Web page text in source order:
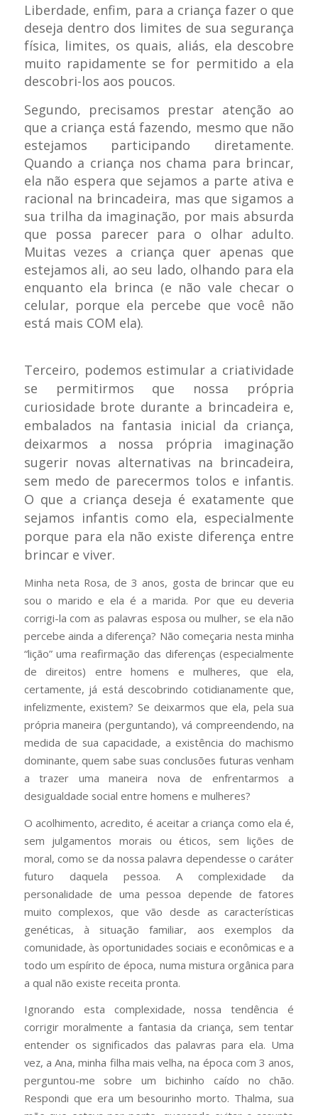
Liberdade, enfim, para a criança fazer o que
deseja dentro dos limites de sua segurança
física, limites, os quais, aliás, ela descobre
muito rapidamente se for permitido a ela
descobri-los aos poucos.
Segundo, precisamos prestar atenção ao
que a criança está fazendo, mesmo que não
estejamos participando diretamente.
Quando a criança nos chama para brincar,
ela não espera que sejamos a parte ativa e
racional na brincadeira, mas que sigamos a
sua trilha da imaginação, por mais absurda
que possa parecer para o olhar adulto.
Muitas vezes a criança quer apenas que
estejamos ali, ao seu lado, olhando para ela
enquanto ela brinca (e não vale checar o
celular, porque ela percebe que você não
está mais COM ela).
Terceiro, podemos estimular a criatividade
se permitirmos que nossa própria
curiosidade brote durante a brincadeira e,
embalados na fantasia inicial da criança,
deixarmos a nossa própria imaginação
sugerir novas alternativas na brincadeira,
sem medo de parecermos tolos e infantis.
O que a criança deseja é exatamente que
sejamos infantis como ela, especialmente
porque para ela não existe diferença entre
brincar e viver.
Minha neta Rosa, de 3 anos, gosta de brincar que eu
sou o marido e ela é a marida. Por que eu deveria
corrigi-la com as palavras esposa ou mulher, se ela não
percebe ainda a diferença? Não começaria nesta minha
“lição” uma reafirmação das diferenças (especialmente
de direitos) entre homens e mulheres, que ela,
certamente, já está descobrindo cotidianamente que,
infelizmente, existem? Se deixarmos que ela, pela sua
própria maneira (perguntando), vá compreendendo, na
medida de sua capacidade, a existência do machismo
dominante, quem sabe suas conclusões futuras venham
a trazer uma maneira nova de enfrentarmos a
desigualdade social entre homens e mulheres?
O acolhimento, acredito, é aceitar a criança como ela é,
sem julgamentos morais ou éticos, sem lições de
moral, como se da nossa palavra dependesse o caráter
futuro daquela pessoa. A complexidade da
personalidade de uma pessoa depende de fatores
muito complexos, que vão desde as características
genéticas, à situação familiar, aos exemplos da
comunidade, às oportunidades sociais e econômicas e a
todo um espírito de época, numa mistura orgânica para
a qual não existe receita pronta.
Ignorando esta complexidade, nossa tendência é
corrigir moralmente a fantasia da criança, sem tentar
entender os significados das palavras para ela. Uma
vez, a Ana, minha filha mais velha, na época com 3 anos,
perguntou-me sobre um bichinho caído no chão.
Respondi que era um besourinho morto. Thalma, sua